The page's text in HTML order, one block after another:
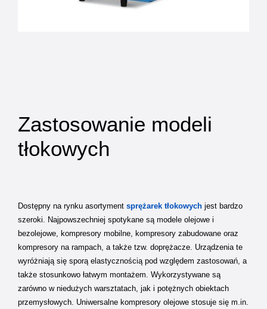
Zastosowanie modeli
tłokowych
Dostępny na rynku asortyment sprężarek tłokowych jest bardzo
szeroki. Najpowszechniej spotykane są modele olejowe i
bezolejowe, kompresory mobilne, kompresory zabudowane oraz
kompresory na rampach, a także tzw. doprężacze. Urządzenia te
wyróżniają się sporą elastycznością pod względem zastosowań, a
także stosunkowo łatwym montażem. Wykorzystywane są
zarówno w niedużych warsztatach, jak i potężnych obiektach
przemysłowych. Uniwersalne kompresory olejowe stosuje się m.in.